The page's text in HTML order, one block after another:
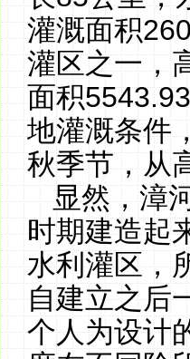
灌溉面积
灌区之一，
面积
地灌溉条件
秋季节，从
显然，漳
时期建造起
水利灌区，
自建立之后
个人为设计